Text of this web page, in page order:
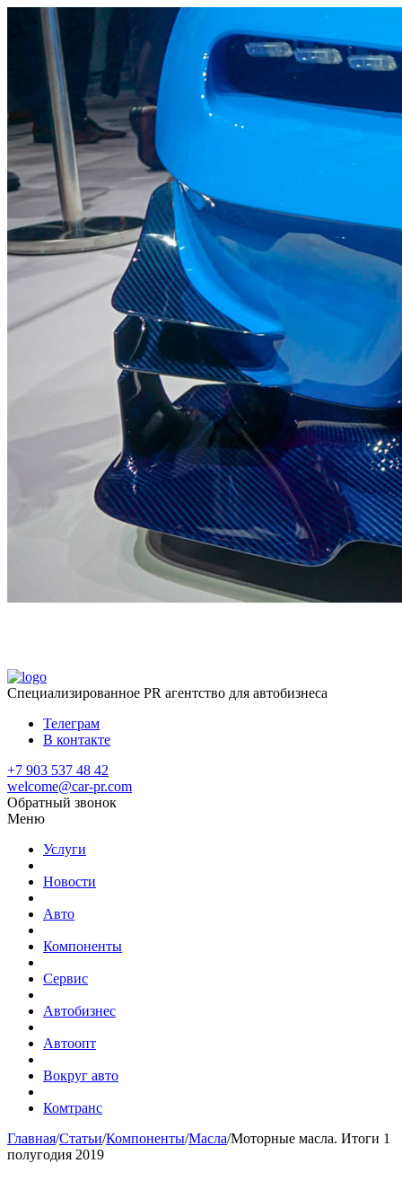
Специализированное PR агентство для автобизнеса
Телеграм
В контакте
+7 903 537 48 42
welcome@car-pr.com
Обратный звонок
Меню
Услуги
Новости
Авто
Компоненты
Сервис
Автобизнес
Автоопт
Вокруг авто
Комтранс
Главная/Статьи/Компоненты/Масла/Моторные масла. Итоги 1
полугодия 2019